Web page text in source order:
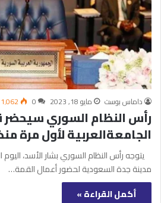
داماس بوست مايو 18, 2023 0 1٬062
رأس النظام السوري
الجامعةالعربية لأول مرة منذ
مدينة جدة السعودية لحضور أعمال القمة…
أكمل القراءة »